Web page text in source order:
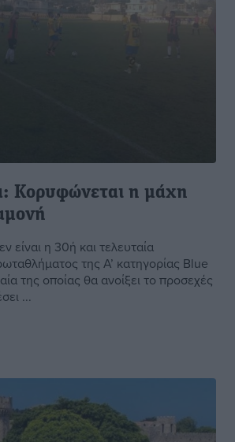
Κορυφώνεται η μάχη
είναι η 30ή και τελευταία
της Α’ κατηγορίας Blue
της οποίας θα ανοίξει το προσεχές
...